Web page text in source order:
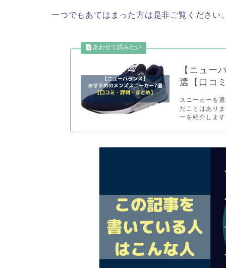
一つでもあてはまった方は是非ご覧ください
【ニュー
選【口コ
スニーカーを
だことはあり
ーを紹介しま